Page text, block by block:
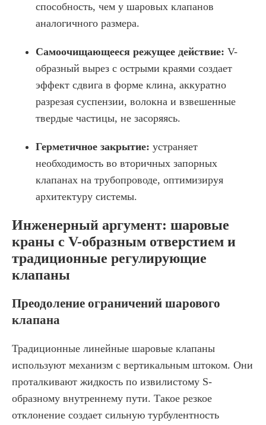
способность, чем у шаровых клапанов
аналогичного размера.
Самоочищающееся режущее действие: V-
образный вырез с острыми краями создает
эффект сдвига в форме клина, аккуратно
разрезая суспензии, волокна и взвешенные
твердые частицы, не засоряясь.
Герметичное закрытие: устраняет
необходимость во вторичных запорных
клапанах на трубопроводе, оптимизируя
архитектуру системы.
Инженерный аргумент: шаровые
краны с V-образным отверстием и
традиционные регулирующие
клапаны
Преодоление ограничений шарового
клапана
Традиционные линейные шаровые клапаны
используют механизм с вертикальным штоком. Они
проталкивают жидкость по извилистому S-
образному внутреннему пути. Такое резкое
отклонение создает сильную турбулентность